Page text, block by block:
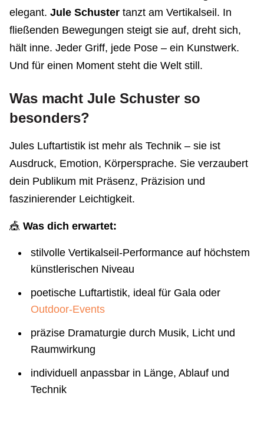
elegant. Jule Schuster tanzt am Vertikalseil. In
fließenden Bewegungen steigt sie auf, dreht sich,
hält inne. Jeder Griff, jede Pose – ein Kunstwerk.
Und für einen Moment steht die Welt still.
Was macht Jule Schuster so
besonders?
Jules Luftartistik ist mehr als Technik – sie ist
Ausdruck, Emotion, Körpersprache. Sie verzaubert
dein Publikum mit Präsenz, Präzision und
faszinierender Leichtigkeit.
🎪 Was dich erwartet:
stilvolle Vertikalseil-Performance auf höchstem
künstlerischen Niveau
poetische Luftartistik, ideal für Gala oder
Outdoor-Events
präzise Dramaturgie durch Musik, Licht und
Raumwirkung
individuell anpassbar in Länge, Ablauf und
Technik